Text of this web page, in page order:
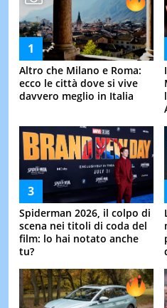
Altro che Milano e Roma:
ecco le città dove si vive
davvero meglio in Italia
Spiderman 2026, il colpo di
scena nei titoli di coda del
film: lo hai notato anche
tu?